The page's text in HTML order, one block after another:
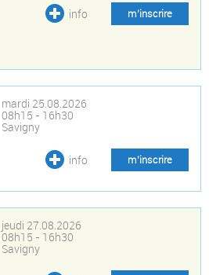
info m’inscrire
mardi 25.08.2026
08h15 - 16h30
Savigny
info m’inscrire
jeudi 27.08.2026
08h15 - 16h30
Savigny